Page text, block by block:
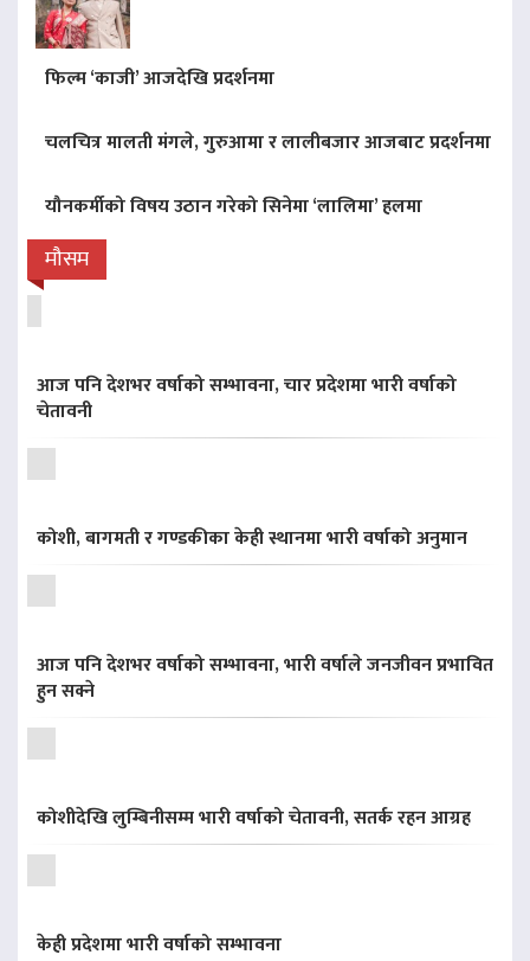
फिल्म ‘काजी’ आजदेखि प्रदर्शनमा
चलचित्र मालती मंगले, गुरुआमा र लालीबजार आजबाट प्रदर्शनमा
यौनकर्मीको विषय उठान गरेको सिनेमा ‘लालिमा’ हलमा
मौसम
आज पनि देशभर वर्षाको सम्भावना, चार प्रदेशमा भारी वर्षाको
चेतावनी
कोशी, बागमती र गण्डकीका केही स्थानमा भारी वर्षाको अनुमान
आज पनि देशभर वर्षाको सम्भावना, भारी वर्षाले जनजीवन प्रभावित
हुन सक्ने
कोशीदेखि लुम्बिनीसम्म भारी वर्षाको चेतावनी, सतर्क रहन आग्रह
केही प्रदेशमा भारी वर्षाको सम्भावना